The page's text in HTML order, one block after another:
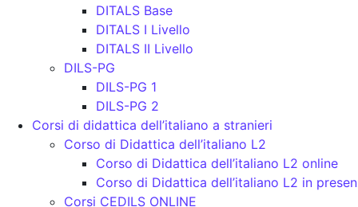
DITALS Base
DITALS I Livello
DITALS II Livello
DILS-PG
DILS-PG 1
DILS-PG 2
Corsi di didattica dell’italiano a stranieri
Corso di Didattica dell’italiano L2
Corso di Didattica dell’italiano L2 online
Corso di Didattica dell’italiano L2 in
Corsi CEDILS ONLINE